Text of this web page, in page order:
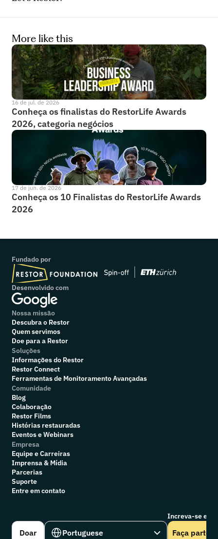
More like this
16 de jul. de 2026
Conheça os finalistas do RestorLife Awards
2026, categoria negócios
17 de jun. de 2026
Conheça os 10 Finalistas do RestorLife Awards
2026
Fundado por
Desenvolvido com
Nossa missão
Descubra o Restor
Quem servimos
Doe para a Restor
Soluções
Informações do Restor
Restor Connect
Ferramentas de Monitoramento Avançadas
Comunidade
Blog
Colaboração
Restor Films
Histórias restauradas
Eventos e Webinars
Empresa
Equipe e Carreiras
Imprensa & Mídia
Parcerias
Suporte
Entre em contato
Doar
Select Language
Portuguese
Increva-se em
Faça parte